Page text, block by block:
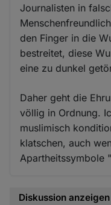
Journalisten in
den Finger in die
bestreitet, diese
eine zu dunkel
Daher geht die
völlig in Ordnung.
muslimisch
klatschen, auch
Apartheitssymbole
Diskussion anzeigen